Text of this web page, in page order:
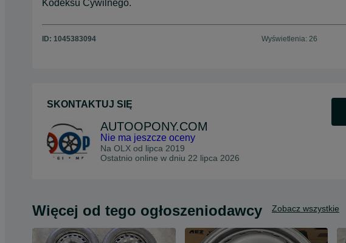
Kodeksu Cywilnego.
ID: 1045383094 Wyświetlenia: 26
SKONTAKTUJ SIĘ
AUTOOPONY.COM
Nie ma jeszcze oceny
Na OLX od lipca 2019
Ostatnio online w dniu 22 lipca 2026
Więcej od tego ogłoszeniodawcy Zobacz wszystkie